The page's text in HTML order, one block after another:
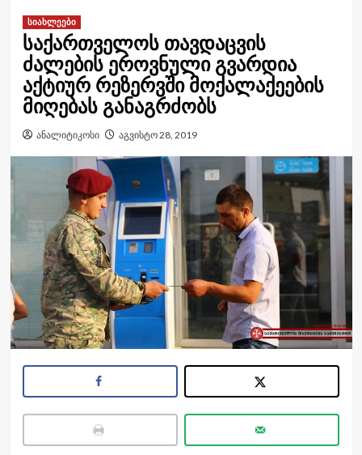
სიახლეები
საქართველოს თავდაცვის
ძალების ეროვნული გვარდია
აქტიურ რეზერვში მოქალაქეების
მიღებას განაგრძობს
ანალიტიკოსი აგვისტო 28, 2019